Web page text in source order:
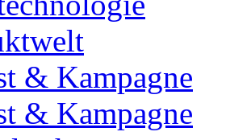
& Kampagne
& Kampagne